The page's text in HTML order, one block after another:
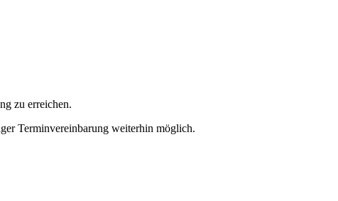
zu erreichen.
Terminvereinbarung weiterhin möglich.